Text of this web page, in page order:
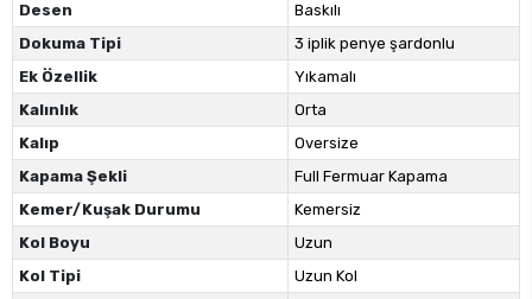
Desen
Baskılı
Dokuma Tipi
3 iplik penye şardonlu
Ek Özellik
Yıkamalı
Kalınlık
Orta
Kalıp
Oversize
Kapama Şekli
Full Fermuar Kapama
Kemer/Kuşak Durumu
Kemersiz
Kol Boyu
Uzun
Kol Tipi
Uzun Kol